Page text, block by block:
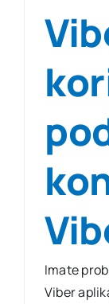
Imate
Viber